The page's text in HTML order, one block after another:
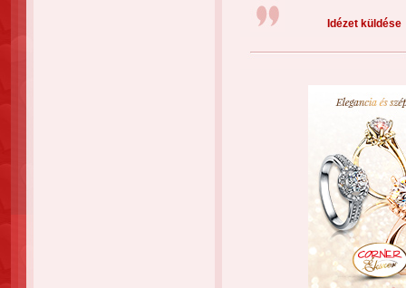
Idézet küldése